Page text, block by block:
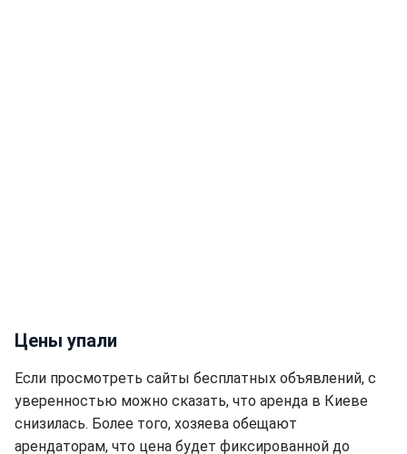
Цены упали
Если просмотреть сайты бесплатных объявлений, с
уверенностью можно сказать, что аренда в Киеве
снизилась. Более того, хозяева обещают
арендаторам, что цена будет фиксированной до